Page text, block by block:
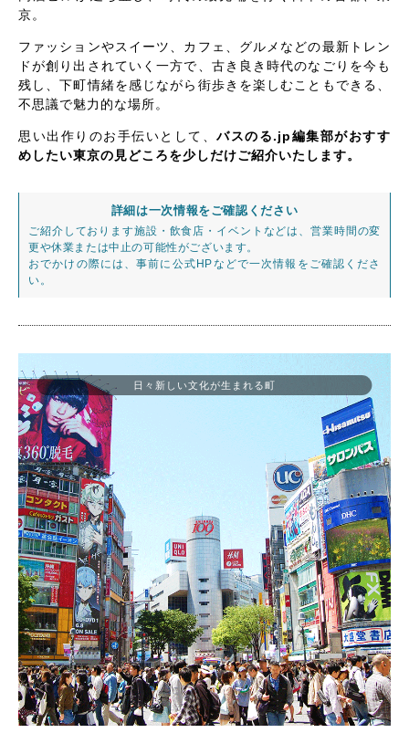
京。
ファッションやスイーツ、カフェ、グルメなどの最新トレン
ドが創り出されていく一方で、古き良き時代のなごりを今も
残し、下町情緒を感じながら街歩きを楽しむこともできる、
不思議で魅力的な場所。
思い出作りのお手伝いとして、バスのる.jp編集部がおすす
めしたい東京の見どころを少しだけご紹介いたします。
詳細は一次情報をご確認ください
ご紹介しております施設・飲食店・イベントなどは、営業時間の変
更や休業または中止の可能性がございます。
おでかけの際には、事前に公式HPなどで一次情報をご確認くださ
い。
日々新しい文化が生まれる町